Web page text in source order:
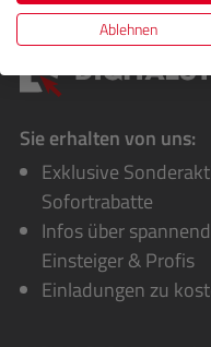
Sie erhalten von uns:
Exklusive
Sofortrabatte
Infos über
Einsteiger & Profis
Einladungen zu
Ablehnen